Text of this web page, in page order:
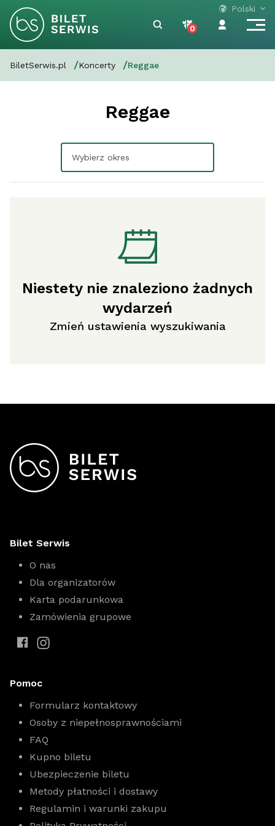
Polski
0
BiletSerwis.pl Koncerty Reggae
Reggae
Niestety nie znaleziono żadnych
wydarzeń
Zmień ustawienia wyszukiwania
Bilet Serwis
O nas
Dla organizatorów
Karta podarunkowa
Zamówienia grupowe
Pomoc
Formularz kontaktowy
Osoby z niepełnosprawnościami
FAQ
Kupno biletu
Ubezpieczenie biletu
Metody płatności i dostawy
Regulamin i warunki zakupu